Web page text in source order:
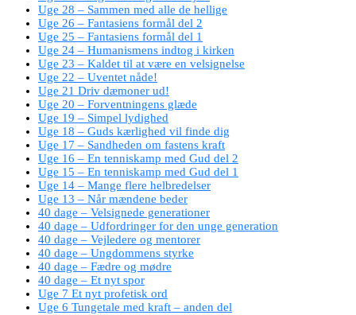
Uge 28 – Sammen med alle de hellige
Uge 26 – Fantasiens formål del 2
Uge 25 – Fantasiens formål del 1
Uge 24 – Humanismens indtog i kirken
Uge 23 – Kaldet til at være en velsignelse
Uge 22 – Uventet nåde!
Uge 21 Driv dæmoner ud!
Uge 20 – Forventningens glæde
Uge 19 – Simpel lydighed
Uge 18 – Guds kærlighed vil finde dig
Uge 17 – Sandheden om fastens kraft
Uge 16 – En tenniskamp med Gud del 2
Uge 15 – En tenniskamp med Gud del 1
Uge 14 – Mange flere helbredelser
Uge 13 – Når mændene beder
40 dage – Velsignede generationer
40 dage – Udfordringer for den unge generation
40 dage – Vejledere og mentorer
40 dage – Ungdommens styrke
40 dage – Fædre og mødre
40 dage – Et nyt spor
Uge 7 Et nyt profetisk ord
Uge 6 Tungetale med kraft – anden del